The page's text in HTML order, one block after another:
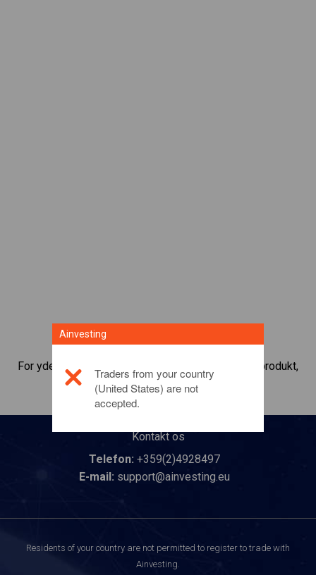
For yderligere oplysninger om dette investeringsprodukt,
bedes duklikke her
Kontakt os
Telefon: +359(2)4928497
E-mail: support@ainvesting.eu
Residents of your country are not permitted to register to trade with
Ainvesting.
Ainvesting
Traders from your country
(United States) are not
accepted.